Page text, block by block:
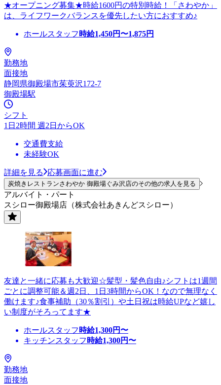
★オープニング募集★時給1600円の特別時給！「さわやか」
は、ライフワークバランスを優先したい方におすすめ♪
ホールスタッフ 時給1,450円〜1,875円
勤務地
面接地
静岡県御殿場市茱萸沢172-7
御殿場駅
シフト
1日2時間 週2日からOK
交通費支給
未経験OK
詳細を見る 応募画面に進む
炭焼きレストランさわやか 御殿場ぐみ沢店のその他の求人を見る
アルバイト・パート
スシロー御殿場店（株式会社あきんどスシロー）
友達と一緒に応募も大歓迎☆髪型・髪色自由♪シフトは1週間
ごとに調整可能＆週2日、1日3時間からOK！なので無理なく
働けます♪食事補助（30％割引）や土日祝は時給UPなど嬉し
い制度がそろってます★
ホールスタッフ 時給1,300円〜
キッチンスタッフ 時給1,300円〜
勤務地
面接地